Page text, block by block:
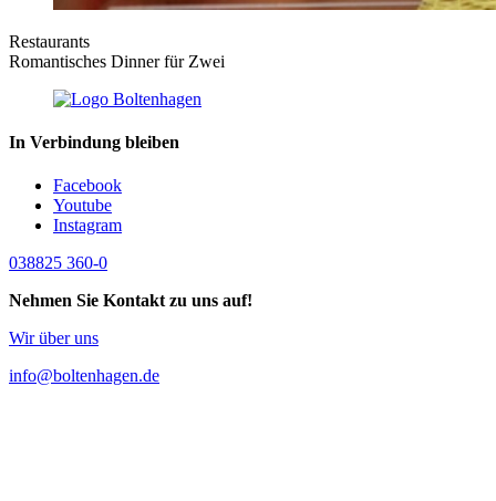
Restaurants
Romantisches Dinner für Zwei
In Verbindung bleiben
Facebook
Youtube
Instagram
038825 360-0
Nehmen Sie Kontakt zu uns auf!
Wir über uns
info@boltenhagen.de